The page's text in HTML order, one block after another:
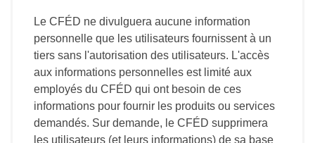
Le CFÉD ne divulguera aucune information
personnelle que les utilisateurs fournissent à un
tiers sans l'autorisation des utilisateurs. L'accès
aux informations personnelles est limité aux
employés du CFÉD qui ont besoin de ces
informations pour fournir les produits ou services
demandés. Sur demande, le CFÉD supprimera
les utilisateurs (et leurs informations) de sa base